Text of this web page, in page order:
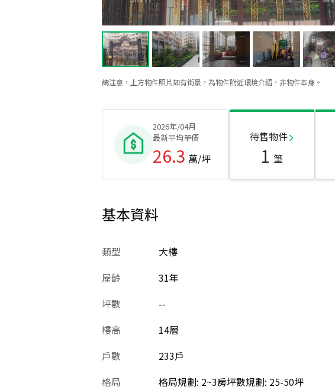
請注意，上方物件照片如有街景，為物件附近環境介紹，非物件本身。
2026年/04月
最新平均單價
26.3 萬/坪
待售物件
1 筆
基本資料
類型
大樓
屋齡
31年
坪數
--
樓高
14層
戶數
233戶
格局
格局規劃: 2~3房坪數規劃: 25-50坪